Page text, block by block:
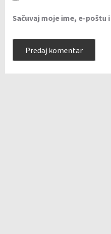
Sačuvaj moje ime, e-poštu